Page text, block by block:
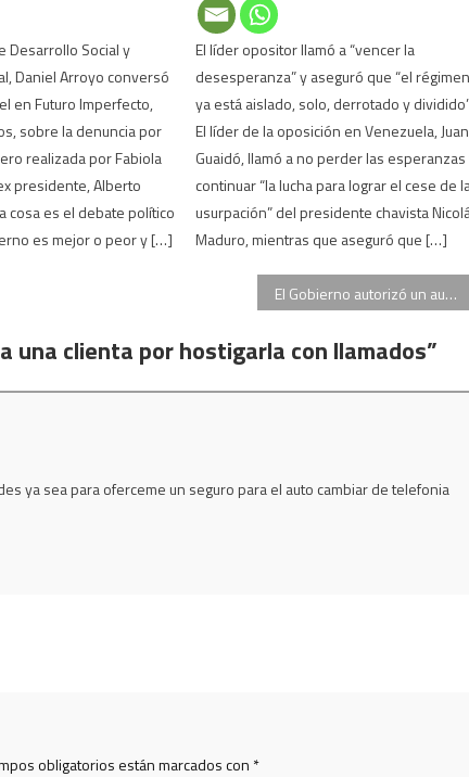
Desarrollo Social y
Daniel Arroyo conversó
en Futuro Imperfecto,
sobre la denuncia por
realizada por Fabiola
presidente, Alberto
cosa es el debate político
es mejor o peor y […]
El líder opositor llamó a “vencer la
desesperanza” y aseguró que “el régimen
ya está aislado, solo, derrotado y
El líder de la oposición en Venezuela, Juan
Guaidó, llamó a no perder las
continuar “la lucha para lograr el cese de
usurpación” del presidente chavista
Maduro, mientras que aseguró que […]
El Gobierno autorizó un aumento en las cuotas de las medicinas prepagas
una clienta por hostigarla con llamados”
ya sea para oferceme un seguro para el auto cambiar de telefonia
obligatorios están marcados con *